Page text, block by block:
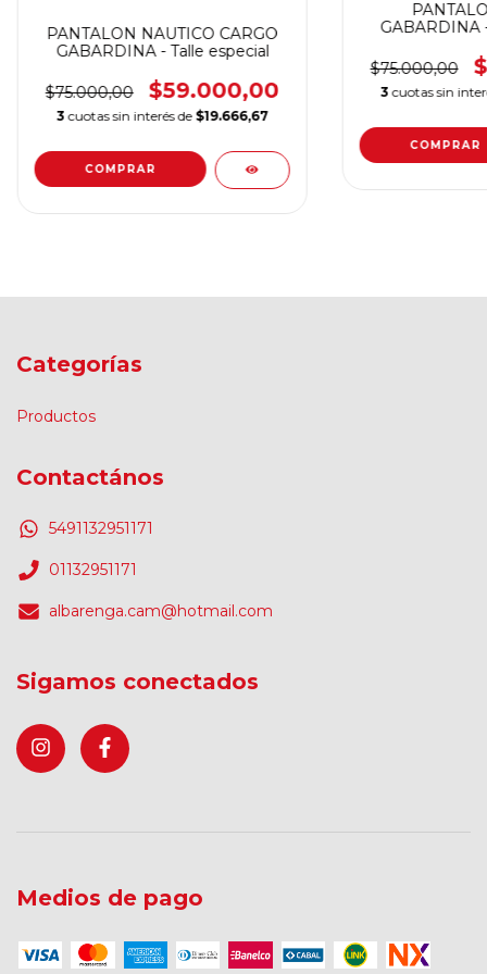
PANTALON NAUTICO CARGO
GABARDINA - Talle especial
$75.000,00 $59.000,00
3 cuotas sin interés de $19.666,67
COMPRAR
GABARDINA
$75.000,00
3 cuotas sin
COMPRAR
Categorías
Productos
Contactános
5491132951171
01132951171
albarenga.cam@hotmail.com
Sigamos conectados
Medios de pago